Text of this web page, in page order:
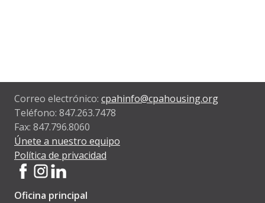
Correo electrónico: cpahinfo@cpahousing.org
Teléfono: 847.263.7478
Fax: 847.796.8060
Únete a nuestro equipo
Política de privacidad
Oficina principal